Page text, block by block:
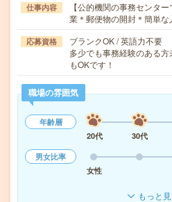
仕事内容
【公的機関の事務センタ
業＊郵便物の開封＊簡単
応募資格
ブランクOK / 英語力不要
多少でも事務経験のある
もOKです！
職場の雰囲気
年齢層
20代
30代
男女比率
女性
もっと